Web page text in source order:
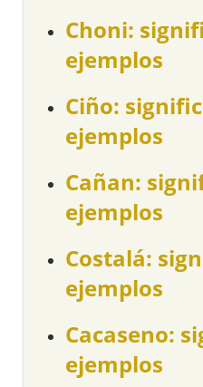
Choni:
ejemplos
Ciño:
ejemplos
Cañan:
ejemplos
Costalá:
ejemplos
Cacaseno:
ejemplos